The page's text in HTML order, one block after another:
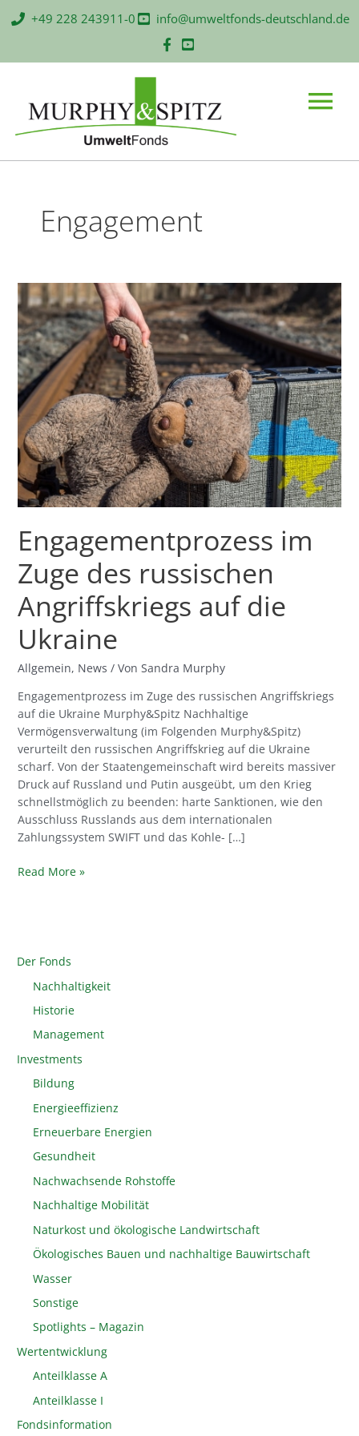
Inhalt +49 228 243911-0 info@umweltfonds-deutschland.de
Main
Menu
Engagement
Engagementprozess im
Zuge des russischen
Angriffskriegs auf die
Ukraine
Allgemein, News / Von Sandra Murphy
Engagementprozess im Zuge des russischen Angriffskriegs
auf die Ukraine Murphy&Spitz Nachhaltige
Vermögensverwaltung (im Folgenden Murphy&Spitz)
verurteilt den russischen Angriffskrieg auf die Ukraine
scharf. Von der Staatengemeinschaft wird bereits massiver
Druck auf Russland und Putin ausgeübt, um den Krieg
schnellstmöglich zu beenden: harte Sanktionen, wie den
Ausschluss Russlands aus dem internationalen
Zahlungssystem SWIFT und das Kohle- […]
Engagementprozess
im
Zuge
des
russischen
Angriffskriegs
auf
die
Ukraine
Read More »
Der Fonds
Nachhaltigkeit
Historie
Management
Investments
Bildung
Energieeffizienz
Erneuerbare Energien
Gesundheit
Nachwachsende Rohstoffe
Nachhaltige Mobilität
Naturkost und ökologische Landwirtschaft
Ökologisches Bauen und nachhaltige Bauwirtschaft
Wasser
Sonstige
Spotlights – Magazin
Wertentwicklung
Anteilklasse A
Anteilklasse I
Fondsinformation